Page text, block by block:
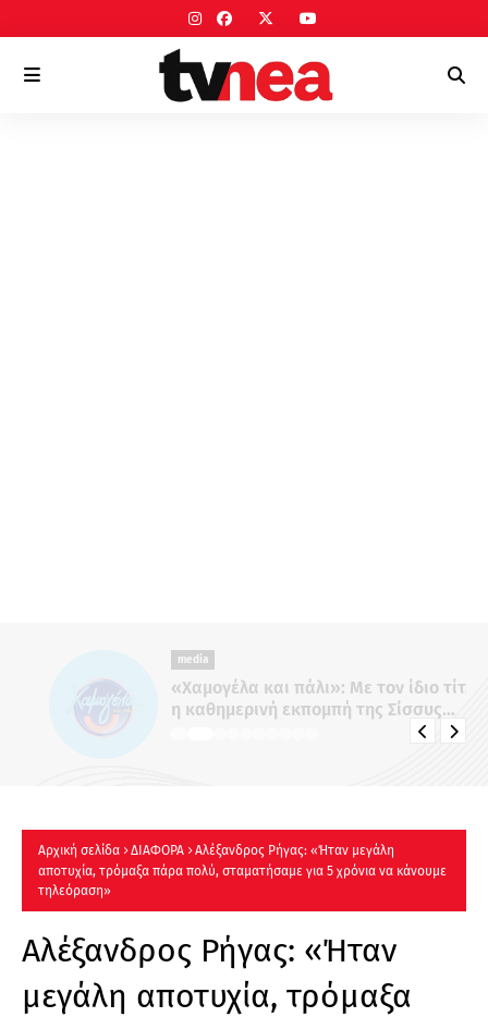
media
«Χαμογέλα και πάλι»: Με τον ίδιο τίτλο
η καθημερινή εκπομπή της Σίσσυς
Αρχική σελίδα ΔΙΑΦΟΡΑ
Αλέξανδρος Ρήγας: «Ήταν μεγάλη
αποτυχία, τρόμαξα πάρα πολύ, σταματήσαμε για 5 χρόνια να κάνουμε
τηλεόραση»
Αλέξανδρος Ρήγας: «Ήταν
μεγάλη αποτυχία, τρόμαξα